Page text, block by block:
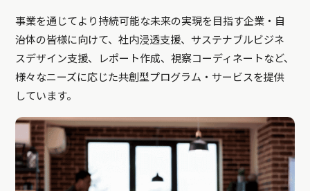
事業を通じてより持続可能な未来の実現を目指す企業・自
治体の皆様に向けて、社内浸透支援、サステナブルビジネ
スデザイン支援、レポート作成、視察コーディネートなど、
様々なニーズに応じた共創型プログラム・サービスを提供
しています。